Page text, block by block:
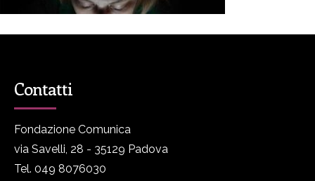
Contatti
Fondazione Comunica
via Savelli, 28 - 35129 Padova
Tel. 049 8076030